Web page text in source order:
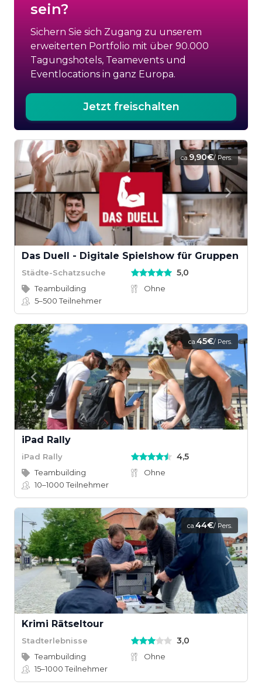
sein?
Sichern Sie sich Zugang zu unserem
erweiterten Portfolio mit über 90.000
Tagungshotels, Teamevents und
Eventlocations in ganz Europa.
Jetzt freischalten
ca.9,90€/ Pers.
Das Duell - Digitale Spielshow für Gruppen
Städte-Schatzsuche 5,0
Teambuilding
Ohne
5–500Teilnehmer
ca.45€/ Pers.
iPad Rally
iPad Rally 4,5
Teambuilding
Ohne
10–1000Teilnehmer
ca.44€/ Pers.
Krimi Rätseltour
Stadterlebnisse 3,0
Teambuilding
Ohne
15–1000Teilnehmer